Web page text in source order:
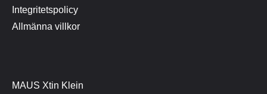
Integritetspolicy
Allmänna villkor
MAUS Xtin Klein